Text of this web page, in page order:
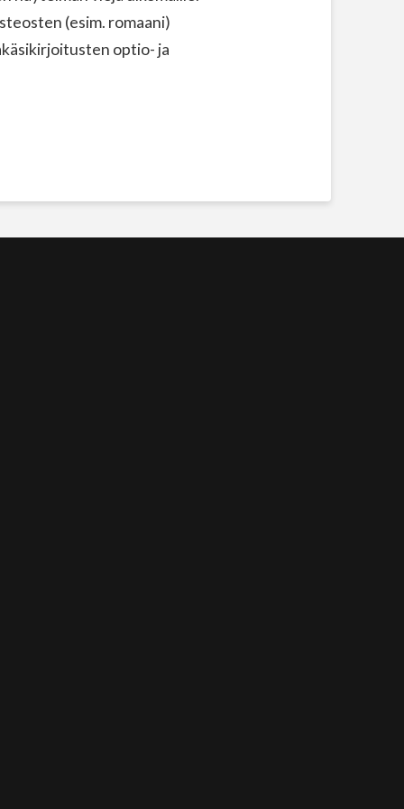
(esim. romaani)
optio- ja